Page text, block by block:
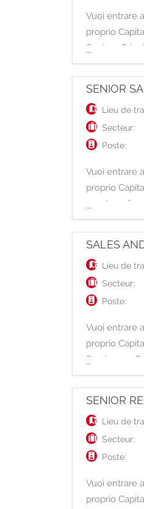
Vuoi entrare
proprio
Senior.
...
SENIOR
Lieu de
Secteur:
Poste:
Vuoi entrare
proprio
pronto a
...
SALES
Lieu de
Secteur:
Poste:
Vuoi entrare
proprio
Services.
...
SENIOR
Lieu de
Secteur:
Poste:
Vuoi entrare
proprio